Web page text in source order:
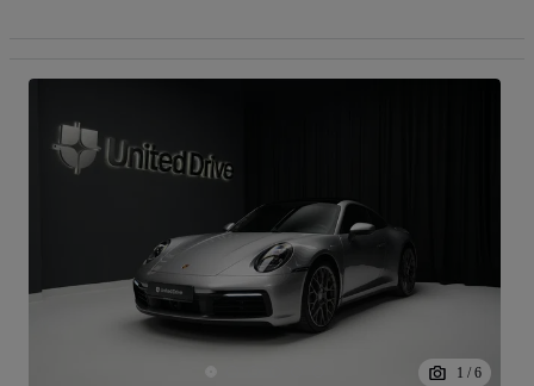
1 / 6